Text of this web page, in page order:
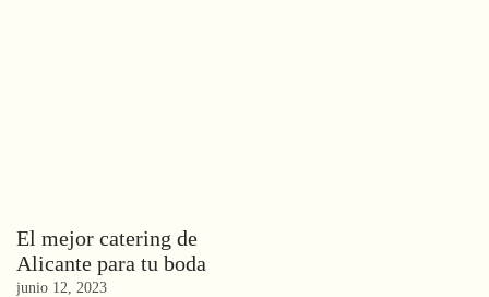
El mejor catering de
Alicante para tu boda
junio 12, 2023